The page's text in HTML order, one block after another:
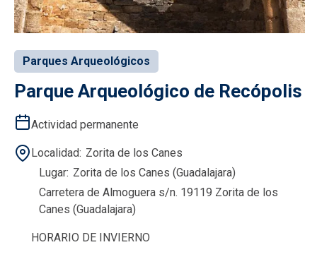
Parques Arqueológicos
Parque Arqueológico de Recópolis
Actividad permanente
Localidad
Zorita de los Canes
Lugar Zorita de los Canes (Guadalajara)
Carretera de Almoguera s/n. 19119 Zorita de los
Canes (Guadalajara)
HORARIO DE INVIERNO